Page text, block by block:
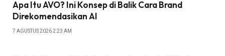
Apa Itu AVO? Ini Konsep di Balik Cara Brand
Direkomendasikan AI
7 AGUSTUS 2026 2:23 AM